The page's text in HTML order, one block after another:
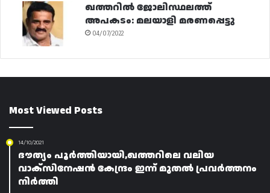
ഖത്തറിൽ ജോലിസ്ഥലത്ത്
അപകടം: മലയാളി മരണപ്പെട്ടു
04/07/2022
Most Viewed Posts
14/10/2021
ദൗത്യം പൂർത്തിയായി,ഖത്തറിലെ വലിയ
വാക്സിനേഷൻ കേന്ദ്രം ഇന്ന് മുതൽ പ്രവർത്തനം
നിർത്തി